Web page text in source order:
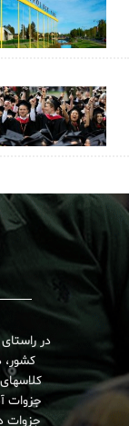
در
کشور،
جزوات
جزوات